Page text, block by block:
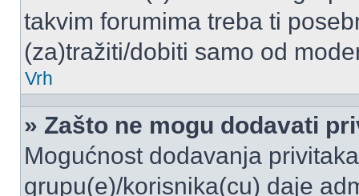
takvim forumima treba ti
(za)tražiti/dobiti samo od
Vrh
» Zašto ne mogu dodavati
Mogućnost dodavanja
grupu(e)/korisnika(cu) daje